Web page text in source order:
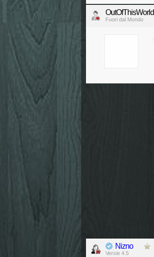
OutOfThisWorld
Fuori dal Mondo
Nizno
Versie 4.5